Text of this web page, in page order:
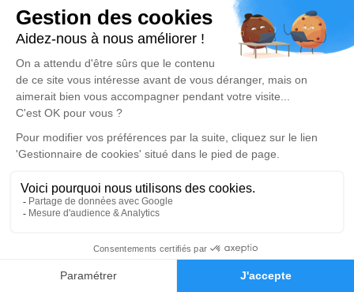
Faire-part Hommages
anecdote ou exprimer vos pensées à travers des
poèmes ou des textes. Cet endroit est un lieu
d'expression dédié à honorer la mémoire de Martine
SCHNEIDER.
Un service de plantation d’arbre hommage est
disponible ici.
Je rends hommage
Cérémonie civile
Je rends hommage